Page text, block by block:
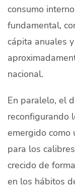
consumo
fundamental,
cápita anuales
nacional.
En paralelo, el
reconfigurando
emergido como
para los
crecido de
en los hábitos